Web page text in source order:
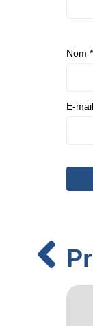
Nom *
E-mail